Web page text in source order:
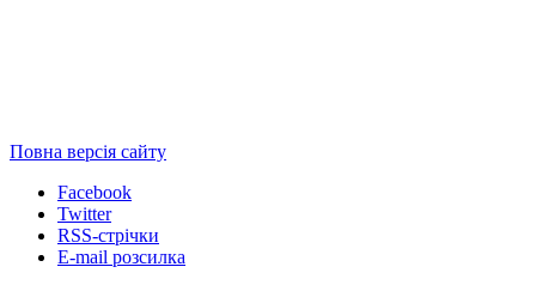
Повна версія сайту
Facebook
Twitter
RSS-стрічки
E-mail розсилка